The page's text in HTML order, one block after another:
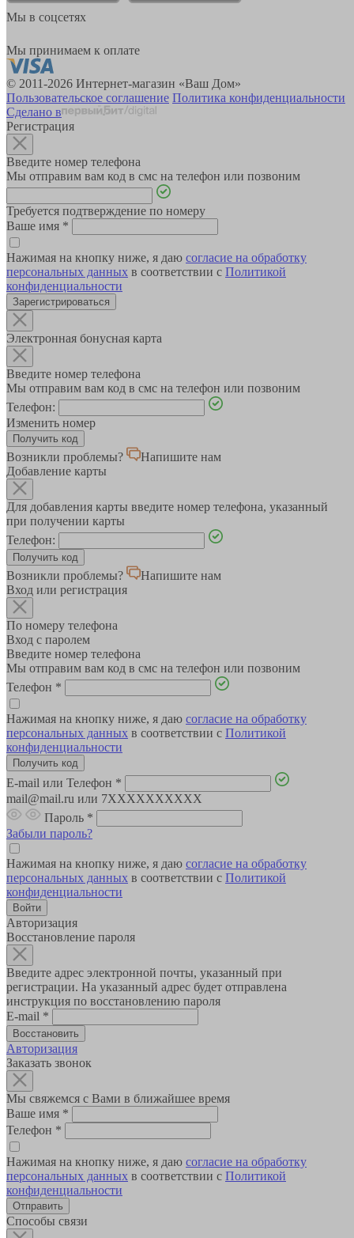
Мы в соцсетях
Мы принимаем к оплате
© 2011-2026 Интернет-магазин «Ваш Дом»
Пользовательское соглашение Политика конфиденциальности
Сделано в
Регистрация
Введите номер телефона
Мы отправим вам код в смс на телефон или позвоним
Требуется подтверждение по номеру
Ваше имя *
Нажимая на кнопку ниже, я даю согласие на обработку
персональных данных в соответствии с Политикой
конфиденциальности
Зарегистрироваться
Электронная бонусная карта
Введите номер телефона
Мы отправим вам код в смс на телефон или позвоним
Телефон:
Изменить номер
Возникли проблемы?
Напишите нам
Добавление карты
Для добавления карты введите номер телефона, указанный
при получении карты
Телефон:
Возникли проблемы?
Напишите нам
Вход или регистрация
По номеру телефона
Вход с паролем
Введите номер телефона
Мы отправим вам код в смс на телефон или позвоним
Телефон *
Нажимая на кнопку ниже, я даю согласие на обработку
персональных данных в соответствии с Политикой
конфиденциальности
E-mail или Телефон *
mail@mail.ru или 7XXXXXXXXXX
Пароль *
Забыли пароль?
Нажимая на кнопку ниже, я даю согласие на обработку
персональных данных в соответствии с Политикой
конфиденциальности
Авторизация
Восстановление пароля
Введите адрес электронной почты, указанный при
регистрации. На указанный адрес будет отправлена
инструкция по восстановлению пароля
E-mail *
Авторизация
Заказать звонок
Мы свяжемся с Вами в ближайшее время
Ваше имя *
Телефон *
Нажимая на кнопку ниже, я даю согласие на обработку
персональных данных в соответствии с Политикой
конфиденциальности
Способы связи